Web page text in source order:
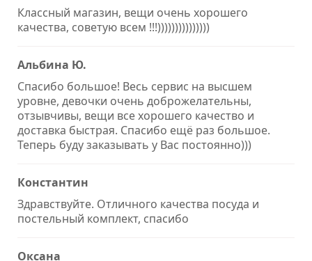
Классный магазин, вещи очень хорошего
качества, советую всем !!!)))))))))))))))
Альбина Ю.
Спасибо большое! Весь сервис на высшем
уровне, девочки очень доброжелательны,
отзывчивы, вещи все хорошего качество и
доставка быстрая. Спасибо ещё раз большое.
Теперь буду заказывать у Вас постоянно)))
Константин
Здравствуйте. Отличного качества посуда и
постельный комплект, спасибо
Оксана